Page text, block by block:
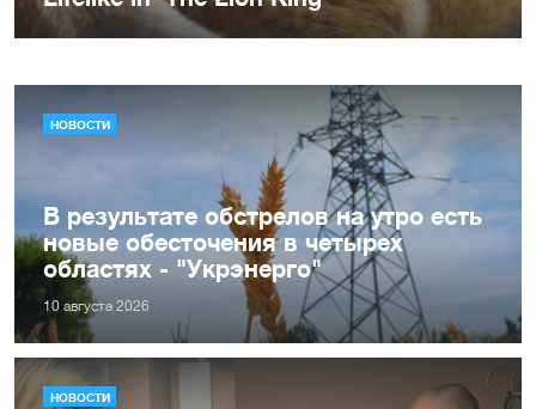
НОВОСТИ
В результате обстрелов на утро есть
новые обесточения в четырех
областях - "Укрэнерго"
10 августа 2026
НОВОСТИ